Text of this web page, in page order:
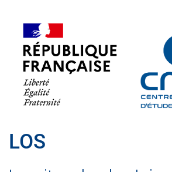
content
LOS